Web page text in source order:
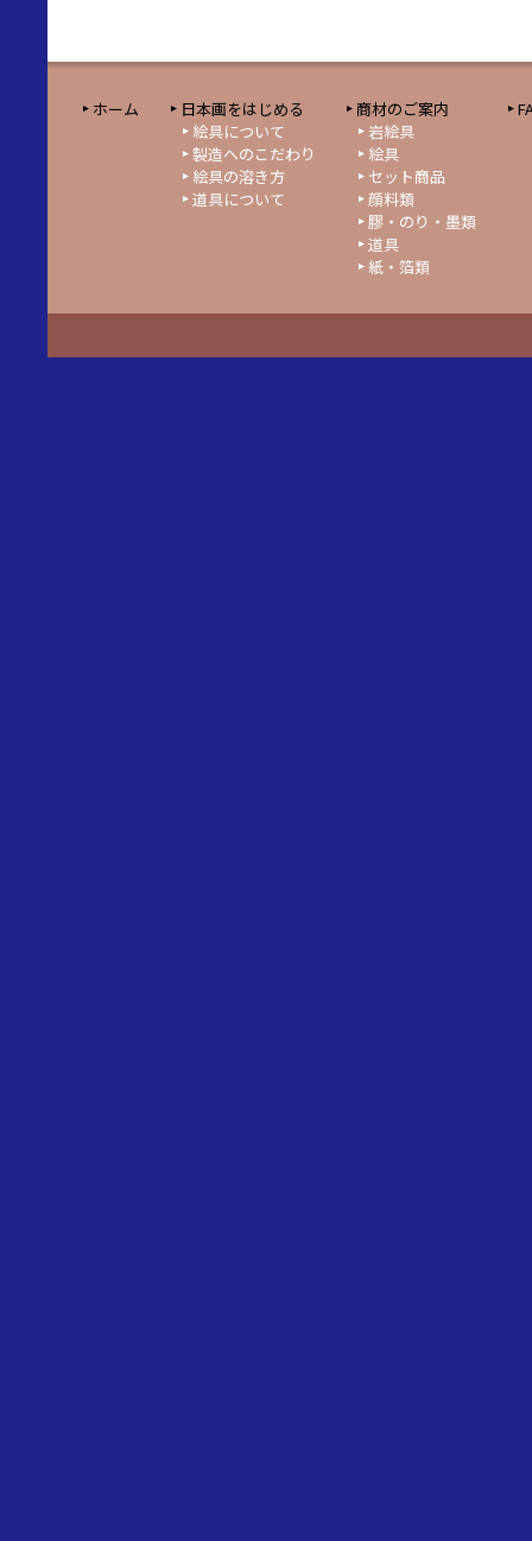
ホーム
日本画をはじめる
絵具について
製造へのこだわり
絵具の溶き方
道具について
商材のご案内
岩絵具
絵具
セット商品
顔料類
膠・のり・墨類
道具
紙・箔類